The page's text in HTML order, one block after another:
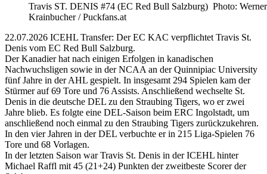
Travis ST. DENIS #74 (EC Red Bull Salzburg) Photo: Werner
Krainbucher / Puckfans.at
22.07.2026 ICEHL Transfer: Der EC KAC verpflichtet Travis St.
Denis vom EC Red Bull Salzburg.
Der Kanadier hat nach einigen Erfolgen in kanadischen
Nachwuchsligen sowie in der NCAA an der Quinnipiac University
fünf Jahre in der AHL gespielt. In insgesamt 294 Spielen kam der
Stürmer auf 69 Tore und 76 Assists. Anschließend wechselte St.
Denis in die deutsche DEL zu den Straubing Tigers, wo er zwei
Jahre blieb. Es folgte eine DEL-Saison beim ERC Ingolstadt, um
anschließend noch einmal zu den Straubing Tigers zurückzukehren.
In den vier Jahren in der DEL verbuchte er in 215 Liga-Spielen 76
Tore und 68 Vorlagen.
In der letzten Saison war Travis St. Denis in der ICEHL hinter
Michael Raffl mit 45 (21+24) Punkten der zweitbeste Scorer der